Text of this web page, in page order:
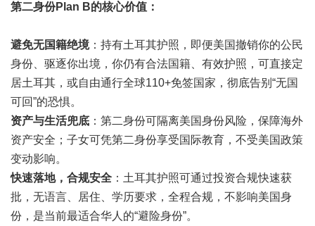
第二身份Plan B的核心价值：
避免无国籍绝境：持有土耳其护照，即便美国撤销你的公民
身份、驱逐你出境，你仍有合法国籍、有效护照，可直接定
居土耳其，或自由通行全球110+免签国家，彻底告别“无国
可回”的恐惧。
资产与生活兜底 ：第二身份可隔离美国身份风险，保障海外
资产安全；子女可凭第二身份享受国际教育，不受美国政策
变动影响。
快速落地，合规安全 ：土耳其护照可通过投资合规快速获
批，无语言、居住、学历要求，全程合规，不影响美国身
份，是当前最适合华人的“避险身份”。